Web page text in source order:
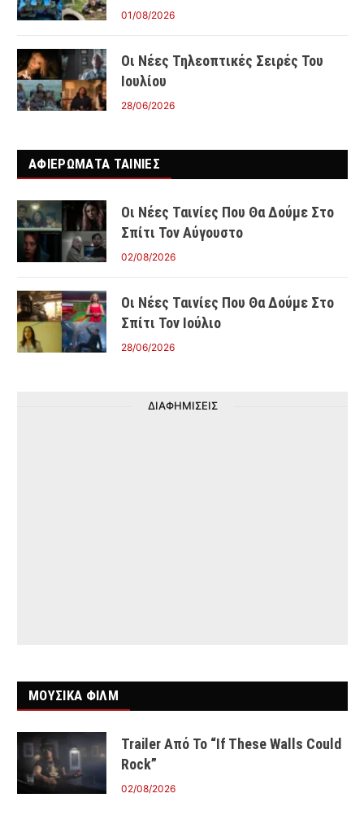
01/08/2026
Οι Νέες Τηλεοπτικές Σειρές Του
Ιουλίου
28/06/2026
ΑΦΙΕΡΩΜΑΤΑ ΤΑΙΝΊΕΣ
Οι Νέες Ταινίες Που Θα Δούμε Στο
Σπίτι Τον Αύγουστο
02/08/2026
Οι Νέες Ταινίες Που Θα Δούμε Στο
Σπίτι Τον Ιούλιο
28/06/2026
ΔΙΑΦΗΜΙΣΕΙΣ
ΜΟΥΣΙΚΑ ΦΙΛΜ
Trailer Από Το “If These Walls Could
Rock”
02/08/2026